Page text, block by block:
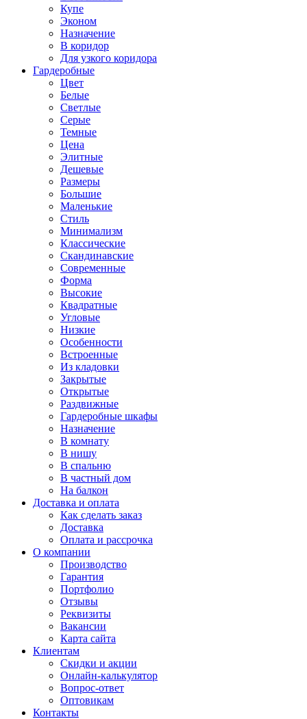
Купе
Эконом
Назначение
В коридор
Для узкого коридора
Гардеробные
Цвет
Белые
Светлые
Серые
Темные
Цена
Элитные
Дешевые
Размеры
Большие
Маленькие
Стиль
Минимализм
Классические
Скандинавские
Современные
Форма
Высокие
Квадратные
Угловые
Низкие
Особенности
Встроенные
Из кладовки
Закрытые
Открытые
Раздвижные
Гардеробные шкафы
Назначение
В комнату
В нишу
В спальню
В частный дом
На балкон
Доставка и оплата
Как сделать заказ
Доставка
Оплата и рассрочка
О компании
Производство
Гарантия
Портфолио
Отзывы
Реквизиты
Вакансии
Карта сайта
Клиентам
Скидки и акции
Онлайн-калькулятор
Вопрос-ответ
Оптовикам
Контакты